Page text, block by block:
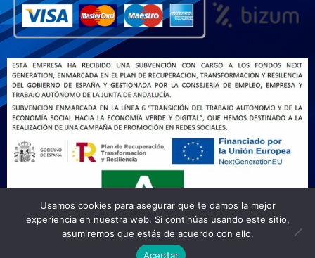
Usamos cookies para asegurar que te damos la mejor
experiencia en nuestra web. Si continúas usando este sitio,
asumiremos que estás de acuerdo con ello.
Aceptar